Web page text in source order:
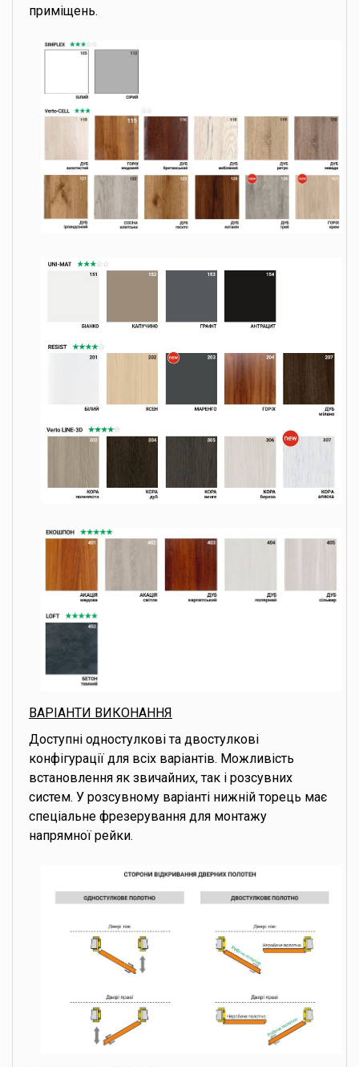
приміщень.
ВАРІАНТИ ВИКОНАННЯ
Доступні одностулкові та двостулкові
конфігурації для всіх варіантів. Можливість
встановлення як звичайних, так і розсувних
систем. У розсувному варіанті нижній торець має
спеціальне фрезерування для монтажу
напрямної рейки.